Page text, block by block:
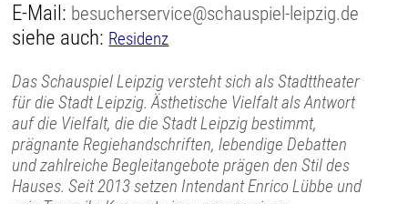
E-Mail: besucherservice@schauspiel-leipzig.de
siehe auch: Residenz
Das Schauspiel Leipzig versteht sich als Stadttheater
für die Stadt Leipzig. Ästhetische Vielfalt als Antwort
auf die Vielfalt, die die Stadt Leipzig bestimmt,
prägnante Regiehandschriften, lebendige Debatten
und zahlreiche Begleitangebote prägen den Stil des
Hauses. Seit 2013 setzen Intendant Enrico Lübbe und